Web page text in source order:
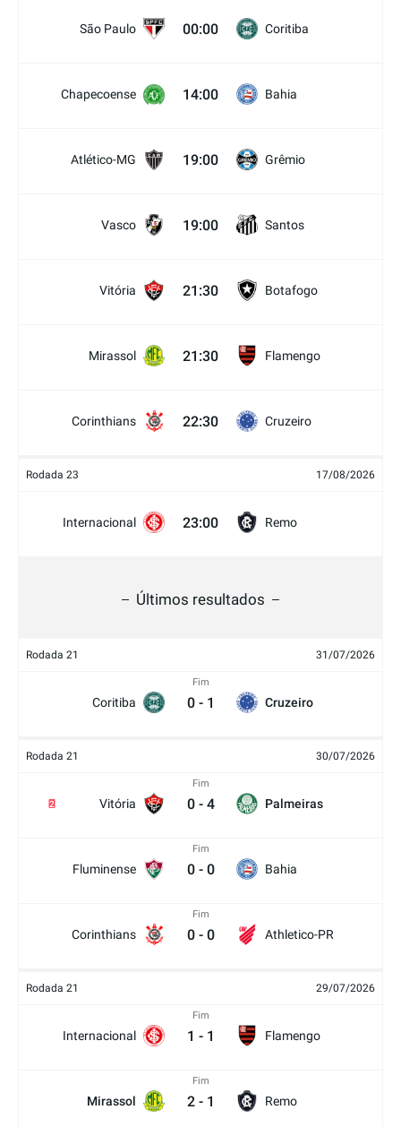
São Paulo 00:00 Coritiba
Chapecoense 14:00 Bahia
Atlético-MG 19:00 Grêmio
Vasco 19:00 Santos
Vitória 21:30 Botafogo
Mirassol 21:30 Flamengo
Corinthians 22:30 Cruzeiro
Rodada 23 17/08/2026
Internacional 23:00 Remo
Últimos resultados
Rodada 21 31/07/2026
Coritiba
Fim
0 - 1 Cruzeiro
Rodada 21 30/07/2026
Vitória
2
Fim
0 - 4 Palmeiras
Fluminense
Fim
0 - 0 Bahia
Corinthians
Fim
0 - 0 Athletico-PR
Rodada 21 29/07/2026
Internacional
Fim
1 - 1 Flamengo
Mirassol
Fim
2 - 1 Remo